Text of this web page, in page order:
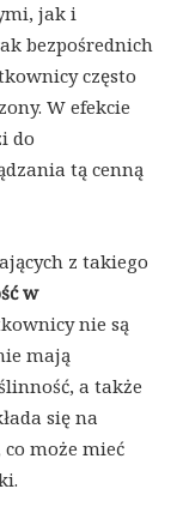
jak i
bezpośrednich
często
W efekcie
do
tą cenną
z takiego
w
nie są
mają
a także
się na
może mieć